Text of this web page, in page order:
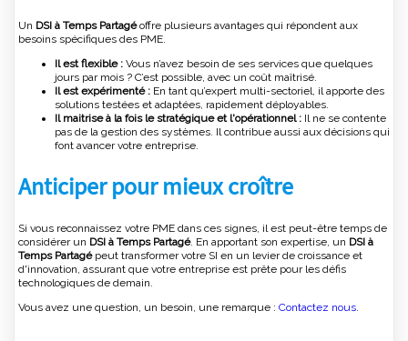
Un DSI à Temps Partagéoffre plusieurs avantages qui répondent aux
besoins spécifiques des PME.
Il est flexible : Vous n’avez besoin de ses services que quelques
jours par mois ? C’est possible, avec un coût maîtrisé.
Il est expérimenté : En tant qu’expert multi-sectoriel, il apporte des
solutions testées et adaptées, rapidement déployables.
Il maitrise à la fois le stratégique et l'opérationnel : Il ne se contente
pas de la gestion des systèmes. Il contribue aussi aux décisions qui
font avancer votre entreprise.
Anticiper pour mieux croître
Si vous reconnaissez votre PME dans ces signes, il est peut-être temps de
considérer un DSI à Temps Partagé. En apportant son expertise, un DSI à
Temps Partagépeut transformer votre SI en un levier de croissance et
d'innovation, assurant que votre entreprise est prête pour les défis
technologiques de demain.
Vous avez une question, un besoin, une remarque : Contactez nous